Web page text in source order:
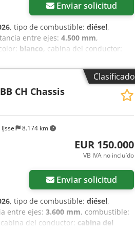
Enviar solicitud
, tipo de combustible: diésel,
entre ejes: 4.500 mm,
blanco, cabina del conductor:
mm, Año de fabricación:2026,
= - Tracción en las cuatro ruedas -
adicional = Información
de cambios: TipMatic 12.28 OD,
Frenos: Frenos de tambor
Ajzr D U Tslgok Pesos Peso
kg = Información de la empresa
es el importador oficial de MAN Truck
posventa exhaustivo, que
Clasificado
8.174 km
CH Chassis
EUR 150.000
VB IVA no incluído
Enviar solicitud
, tipo de combustible: diésel,
entre ejes: 3.600 mm, combustible:
del conductor: cabina del